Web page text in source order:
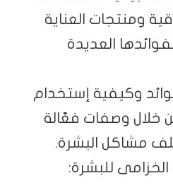
ومنتجات العناية
العديدة
وكيفية إستخدام
خلال وصفات فعّالة
مشاكل البشرة.
للبشرة: